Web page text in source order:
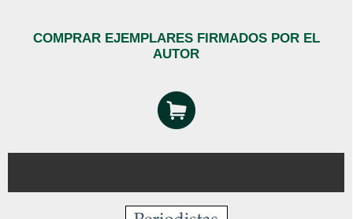
COMPRAR EJEMPLARES FIRMADOS POR EL
AUTOR